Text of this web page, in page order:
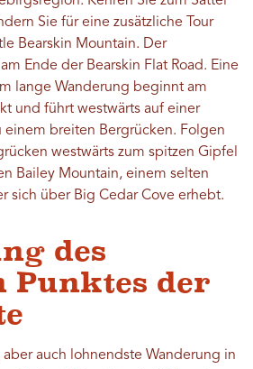
Sie für eine zusätzliche Tour
Bearskin Mountain. Der
Ende der Bearskin Flat Road. Eine
lange Wanderung beginnt am
und führt westwärts auf einer
einem breiten Bergrücken. Folgen
westwärts zum spitzen Gipfel
Bailey Mountain, einem selten
sich über Big Cedar Cove erhebt.
des
Punktes der
auch lohnendste Wanderung in